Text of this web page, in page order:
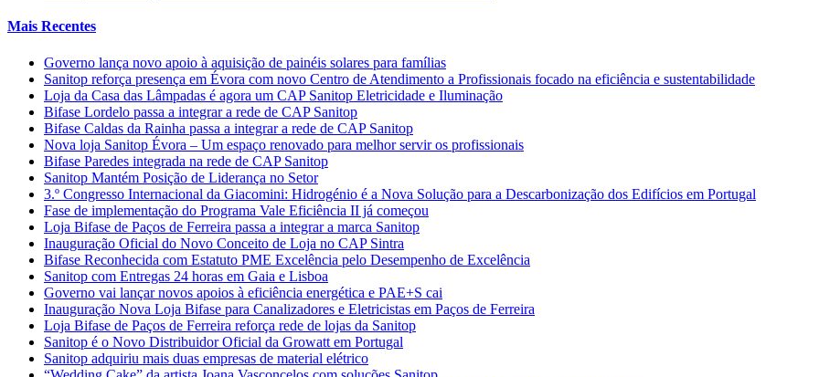
Mais Recentes
Governo lança novo apoio à aquisição de painéis solares para famílias
Sanitop reforça presença em Évora com novo Centro de Atendimento a Profissionais focado na eficiência e sustentabilidade
Loja da Casa das Lâmpadas é agora um CAP Sanitop Eletricidade e Iluminação
Bifase Lordelo passa a integrar a rede de CAP Sanitop
Bifase Caldas da Rainha passa a integrar a rede de CAP Sanitop
Nova loja Sanitop Évora – Um espaço renovado para melhor servir os profissionais
Bifase Paredes integrada na rede de CAP Sanitop
Sanitop Mantém Posição de Liderança no Setor
3.º Congresso Internacional da Giacomini: Hidrogénio é a Nova Solução para a Descarbonização dos Edifícios em Portugal
Fase de implementação do Programa Vale Eficiência II já começou
Loja Bifase de Paços de Ferreira passa a integrar a marca Sanitop
Inauguração Oficial do Novo Conceito de Loja no CAP Sintra
Bifase Reconhecida com Estatuto PME Excelência pelo Desempenho de Excelência
Sanitop com Entregas 24 horas em Gaia e Lisboa
Governo vai lançar novos apoios à eficiência energética e PAE+S cai
Inauguração Nova Loja Bifase para Canalizadores e Eletricistas em Paços de Ferreira
Loja Bifase de Paços de Ferreira reforça rede de lojas da Sanitop
Sanitop é o Novo Distribuidor Oficial da Growatt em Portugal
Sanitop adquiriu mais duas empresas de material elétrico